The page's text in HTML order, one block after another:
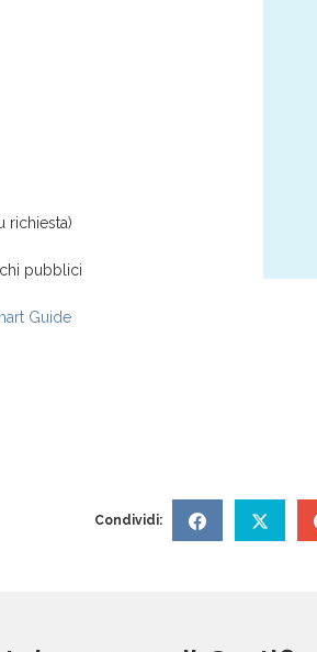
richiesta)
pubblici
Guide
Condividi: